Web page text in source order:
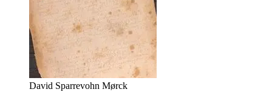
David Sparrevohn Mørck